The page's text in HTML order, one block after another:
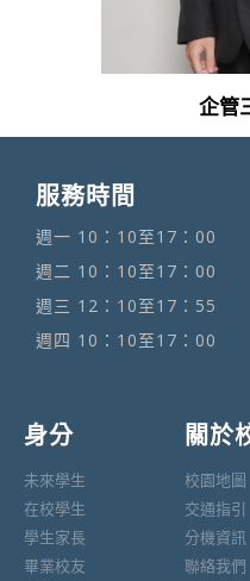
企管
服務時間
週一 10：10至17：00
週二 10：10至17：00
週三 12：10至17：55
週四 10：10至17：00
身分
未來學生
在校學生
學生家長
畢業校友
關於
校園地圖
交通指引
分機資訊
聯絡我們